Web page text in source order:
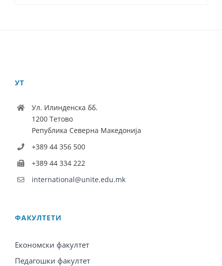
УТ
Ул. Илинденска бб.
1200 Тетово
Република Северна Македонија
+389 44 356 500
+389 44 334 222
international@unite.edu.mk
ФАКУЛТЕТИ
Економски факултет
Педагошки факултет